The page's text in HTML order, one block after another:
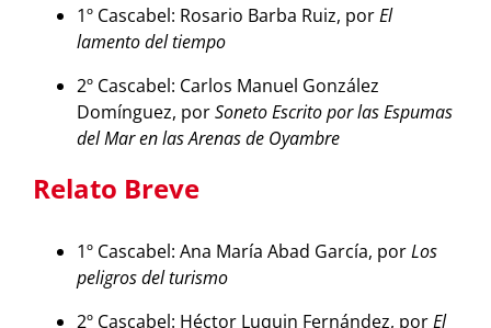
1º Cascabel: Rosario Barba Ruiz, porEl
lamento del tiempo
2º Cascabel: Carlos Manuel González
Domínguez, porSoneto Escrito por las Espumas
del Mar en las Arenas de Oyambre
Relato Breve
1º Cascabel: Ana María Abad García, porLos
peligros del turismo
2º Cascabel: Héctor Luquin Fernández, porEl